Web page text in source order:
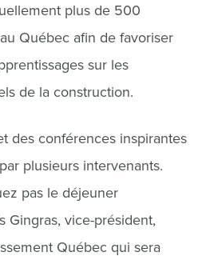
plus de 500
Québec afin de favoriser
sur les
de la construction.
des conférences inspirantes
plusieurs intervenants.
pas le déjeuner
Gingras, vice-président,
Québec qui sera